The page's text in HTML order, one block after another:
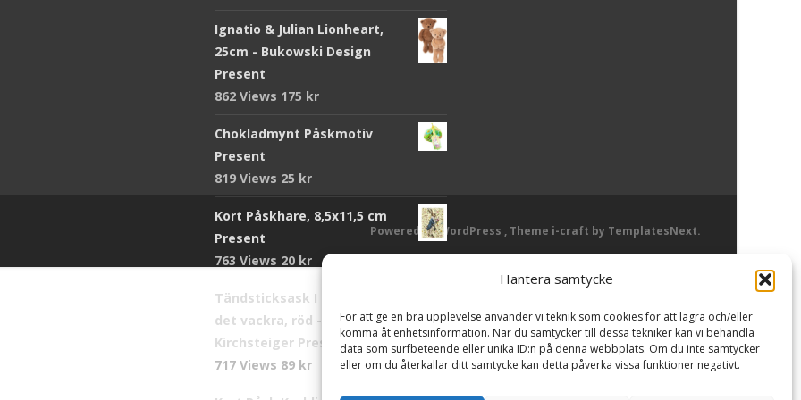
Hantera samtycke
För att ge en bra upplevelse använder vi teknik som cookies för att lagra och/eller
komma åt enhetsinformation. När du samtycker till dessa tekniker kan vi behandla
data som surfbeteende eller unika ID:n på denna webbplats. Om du inte samtycker
eller om du återkallar ditt samtycke kan detta påverka vissa funktioner negativt.
Ignatio & Julian Lionheart,
25cm - Bukowski Design
Present
862 Views 175 kr
Chokladmynt Påskmotiv
Present
819 Views 25 kr
Kort Påskhare, 8,5x11,5 cm
Present
763 Views 20 kr
Tändsticksask I den enkla bor
det vackra, röd - Ernst
Kirchsteiger Present
717 Views 89 kr
Powered by WordPress , Theme i-craft by TemplatesNext.